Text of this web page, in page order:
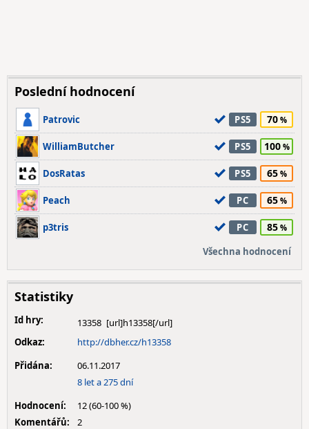
Poslední hodnocení
Patrovic PS5 70
WilliamButcher PS5 100
DosRatas PS5 65
Peach PC 65
p3tris PC 85
Všechna hodnocení
Statistiky
Id hry:
13358
Odkaz:
http://dbher.cz/h13358
Přidána:
06.11.2017
8 let a 275 dní
Hodnocení:
12 (60-100 %)
Komentářů:
2